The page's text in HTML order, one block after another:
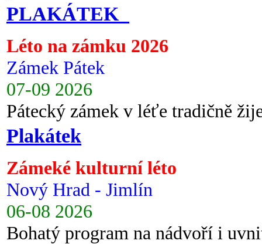
PLAKÁTEK
Léto na zámku 2026
Zámek Pátek
07-09 2026
Pátecký zámek v léťe tradičně
Plakátek
Zámeké kulturní léto
Nový Hrad - Jimlín
06-08 2026
Bohatý program na nádvoří i